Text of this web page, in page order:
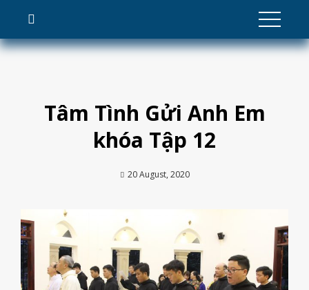
Skip
Tâm Tình Gửi Anh Em
khóa Tập 12
20 August, 2020